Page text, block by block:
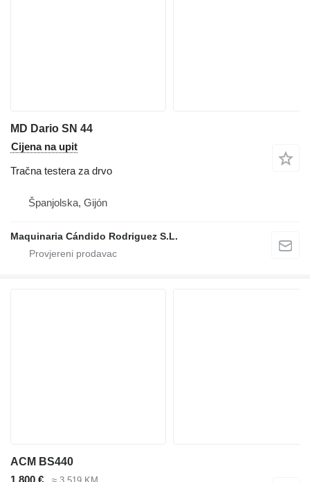
MD Dario SN 44
Cijena na upit
Tračna testera za drvo
Španjolska, Gijón
Maquinaria Cándido Rodriguez S.L.
ACM BS440
1.800 €